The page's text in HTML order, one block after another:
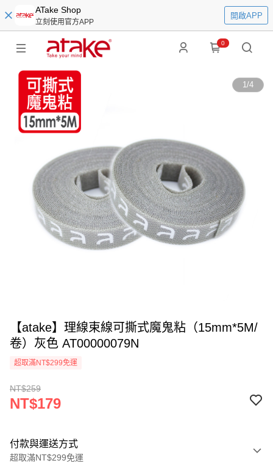
ATake Shop
立刻使用官方APP
開啟APP
0
1/4
【atake】理線束線可撕式魔鬼粘（15mm*5M/
卷）灰色 AT00000079N
超取滿NT$299免運
NT$259
NT$179
付款與運送方式
超取滿NT$299免運